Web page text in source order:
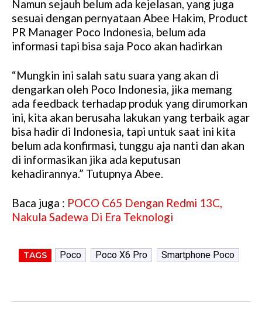
Namun sejauh belum ada kejelasan, yang juga
sesuai dengan pernyataan Abee Hakim, Product
PR Manager Poco Indonesia, belum ada
informasi tapi bisa saja Poco akan hadirkan
“Mungkin ini salah satu suara yang akan di
dengarkan oleh Poco Indonesia, jika memang
ada feedback terhadap produk yang dirumorkan
ini, kita akan berusaha lakukan yang terbaik agar
bisa hadir di Indonesia, tapi untuk saat ini kita
belum ada konfirmasi, tunggu aja nanti dan akan
di informasikan jika ada keputusan
kehadirannya.” Tutupnya Abee.
Baca juga : POCO C65 Dengan Redmi 13C,
Nakula Sadewa Di Era Teknologi
TAGS Poco Poco X6 Pro Smartphone Poco